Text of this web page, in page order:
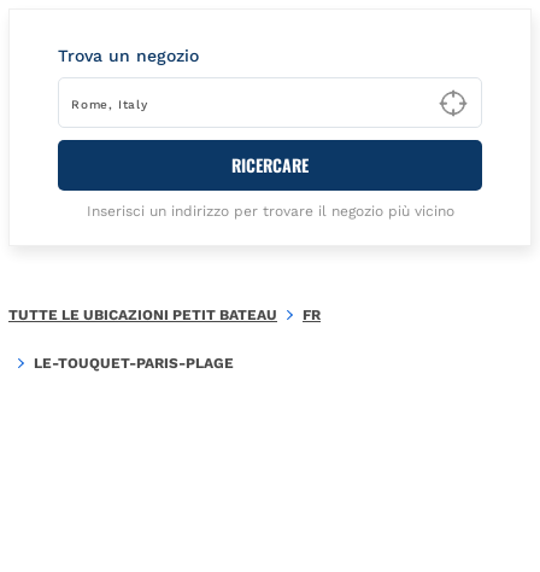
Trova un negozio
Type
RICERCARE
Inserisci un indirizzo per trovare il negozio più vicino
TUTTE LE UBICAZIONI PETIT BATEAU FR
LE-TOUQUET-PARIS-PLAGE